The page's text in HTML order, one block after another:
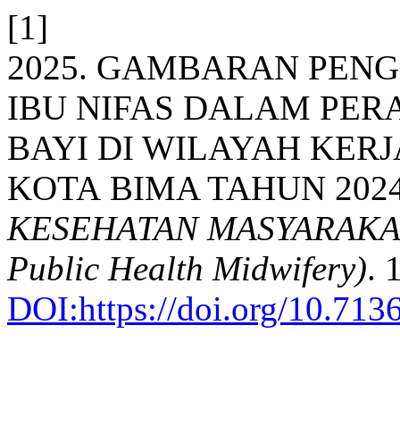
[1]
2025. GAMBARAN
IBU NIFAS DALAM
BAYI DI WILAYAH
KOTA BIMA TAHUN
KESEHATAN
Public Health Midwifery).
DOI:https://doi.org/